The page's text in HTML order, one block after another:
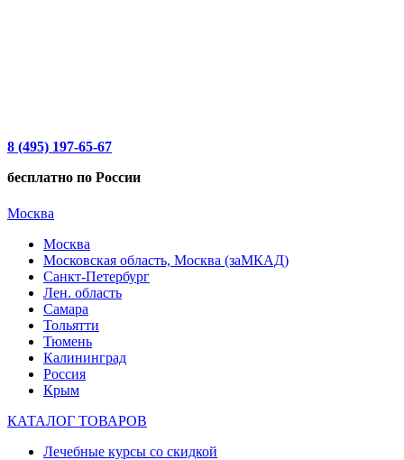
8 (495) 197-65-67
бесплатно по России
Москва
Москва
Московская область, Москва (заМКАД)
Санкт-Петербург
Лен. область
Самара
Тольятти
Тюмень
Калининград
Россия
Крым
КАТАЛОГ ТОВАРОВ
Лечебные курсы со скидкой